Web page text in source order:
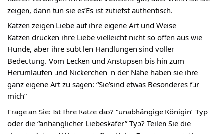
zeigen, dann tun sie es’Es ist zutiefst authentisch.
Katzen zeigen Liebe auf ihre eigene Art und Weise
Katzen drücken ihre Liebe vielleicht nicht so offen aus wie
Hunde, aber ihre subtilen Handlungen sind voller
Bedeutung. Vom Lecken und Anstupsen bis hin zum
Herumlaufen und Nickerchen in der Nähe haben sie ihre
ganz eigene Art zu sagen: “Sie’sind etwas Besonderes für
mich”
Frage an Sie: Ist Ihre Katze das? “unabhängige Königin” Typ
oder die “anhänglicher Liebeskäfer” Typ? Teilen Sie die